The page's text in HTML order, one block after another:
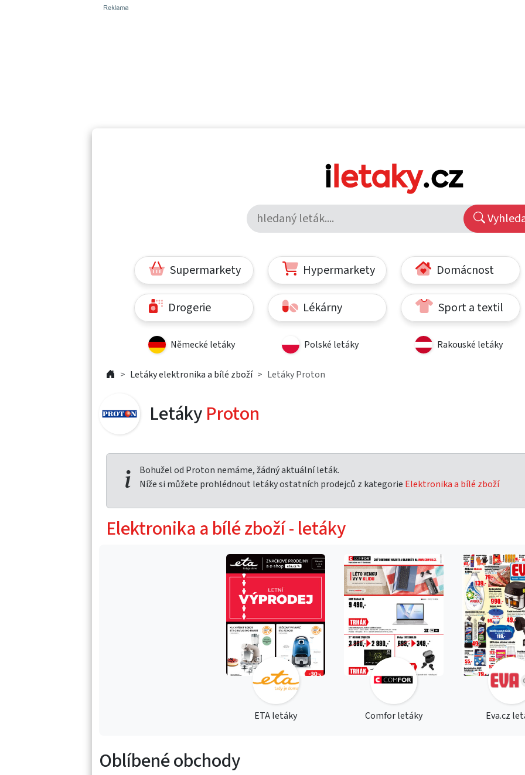
Supermarkety Hypermarkety Domácnost
Drogerie Lékárny Sport a textil
Německé letáky Polské letáky Rakouské letáky
Letáky elektronika a bílé zboží Letáky Proton
LetákyProton
Bohužel od Proton nemáme, žádný aktuální leták.
Níže si můžete prohlédnout letáky ostatních prodejců z kategorie Elektronika a bílé zboží
Elektronika a bílé zboží - letáky
ETA letáky Comfor letáky Eva.cz
Oblíbené obchody